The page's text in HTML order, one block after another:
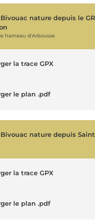
nature depuis le
hameau d'Arbousse
la trace GPX
le plan .pdf
nature depuis
la trace GPX
le plan .pdf